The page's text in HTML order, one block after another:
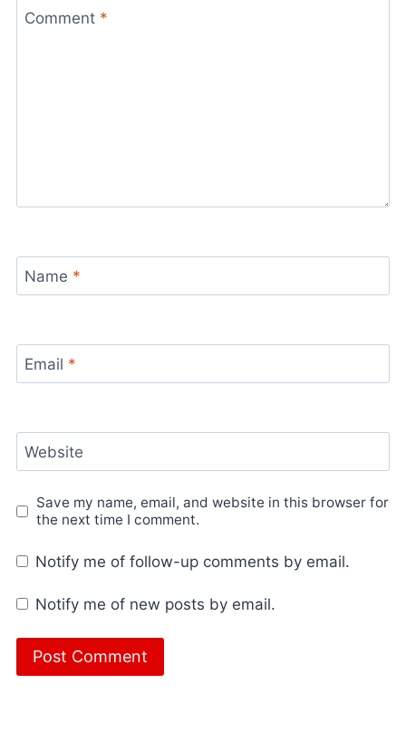
Comment *
Name *
Email *
Website
Save my name, email, and website in this browser for
the next time I comment.
Notify me of follow-up comments by email.
Notify me of new posts by email.